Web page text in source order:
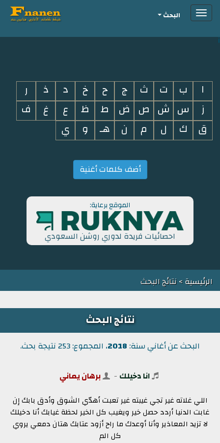
i
Toggleالبحث
ا ب ت ث ج ح خ د ذ
ر
ز
س ش ص ض ط ظ ع غ
ف
ق
ك ل م ن هـ و ي
أضف كلمات أغنية
الموقع برعاية:
احصائيات فريدة لدوري روشن السعودي
الرئيسية> نتائج البحث
نتائج البحث
البحث عن أغاني سنة: 2018، المجموع: 253 نتيجة بحث.
انا دخيلك - برهان يماني
اللي غلاته غير تجي غيبته غير تعبت أهدّي الشوق وأدق بابك إن
غابت الدنيا أردد حصل خير ويغيب كل الخير لحظة غيابك أنا دخيلك
لا تزيد المعاذير وأنا أوعدك ما راح أزود عتابك هتان دمعي يروي
كل الم